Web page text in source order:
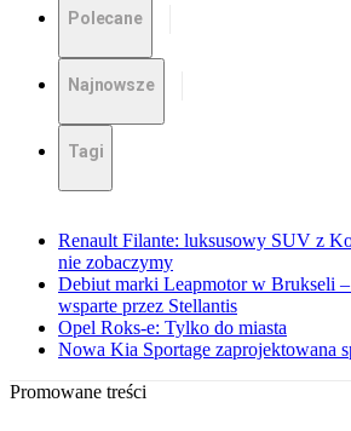
Polecane
Najnowsze
Tagi
Renault Filante: luksusowy SUV z
nie zobaczymy
Debiut marki Leapmotor w Brukseli
wsparte przez Stellantis
Opel Roks-e: Tylko do miasta
Nowa Kia Sportage zaprojektowana
Promowane treści